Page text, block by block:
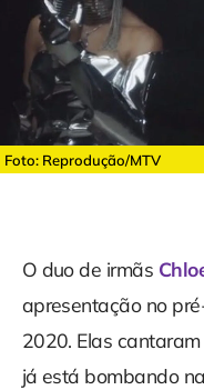
Foto: Reprodução/MTV
O duo de irmãs
apresentação no
2020. Elas
já está bombando